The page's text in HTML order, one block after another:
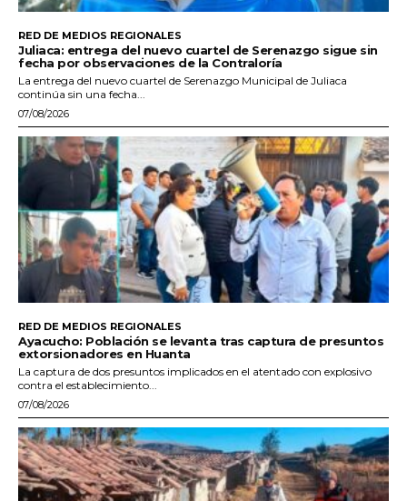
RED DE MEDIOS REGIONALES
Juliaca: entrega del nuevo cuartel de Serenazgo sigue sin
fecha por observaciones de la Contraloría
La entrega del nuevo cuartel de Serenazgo Municipal de Juliaca
continúa sin una fecha...
07/08/2026
RED DE MEDIOS REGIONALES
Ayacucho: Población se levanta tras captura de presuntos
extorsionadores en Huanta
La captura de dos presuntos implicados en el atentado con explosivo
contra el establecimiento...
07/08/2026